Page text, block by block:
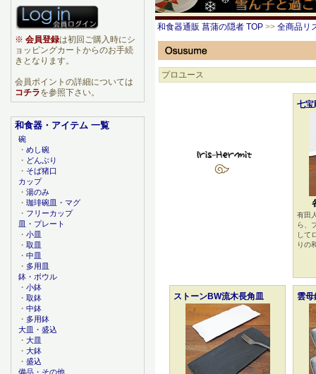
和食器通販 菖蒲の隠者 TOP >> 全商品リ
プロユース
七宝
有田
ら、
して
りの
ストーンBW流木長角皿 雲
※ 会員登録は初回ご購入時にシ
ョッピングカートからのお手続
きとなります。
会員ポイントの詳細については
コチラを参照下さい。
和食器・アイテム 一覧
碗
・ めし碗
・ どんぶり
・ そば猪口
カップ
・ 湯のみ
・ 珈琲碗皿・マグ
・ フリーカップ
皿・プレート
・ 小皿
・ 取皿
・ 中皿
・ 多用皿
鉢・ボウル
・ 小鉢
・ 取鉢
・ 中鉢
・ 多用鉢
大皿・盛込
・ 大皿
・ 大鉢
・ 盛込
備品・その他